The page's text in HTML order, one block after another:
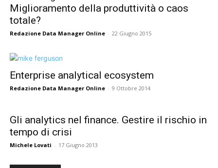
Miglioramento della produttività o caos
totale?
Redazione Data Manager Online - 22 Giugno 2015
Enterprise analytical ecosystem
Redazione Data Manager Online - 9 Ottobre 2014
Gli analytics nel finance. Gestire il rischio in
tempo di crisi
Michele Lovati - 17 Giugno 2013